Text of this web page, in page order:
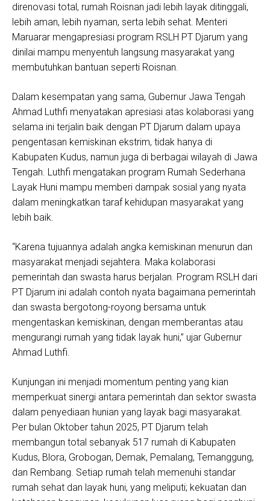
direnovasi total, rumah Roisnan jadi lebih layak ditinggali,
lebih aman, lebih nyaman, serta lebih sehat. Menteri
Maruarar mengapresiasi program RSLH PT Djarum yang
dinilai mampu menyentuh langsung masyarakat yang
membutuhkan bantuan seperti Roisnan.
Dalam kesempatan yang sama, Gubernur Jawa Tengah
Ahmad Luthfi menyatakan apresiasi atas kolaborasi yang
selama ini terjalin baik dengan PT Djarum dalam upaya
pengentasan kemiskinan ekstrim, tidak hanya di
Kabupaten Kudus, namun juga di berbagai wilayah di Jawa
Tengah. Luthfi mengatakan program Rumah Sederhana
Layak Huni mampu memberi dampak sosial yang nyata
dalam meningkatkan taraf kehidupan masyarakat yang
lebih baik.
“Karena tujuannya adalah angka kemiskinan menurun dan
masyarakat menjadi sejahtera. Maka kolaborasi
pemerintah dan swasta harus berjalan. Program RSLH dari
PT Djarum ini adalah contoh nyata bagaimana pemerintah
dan swasta bergotong-royong bersama untuk
mengentaskan kemiskinan, dengan memberantas atau
mengurangi rumah yang tidak layak huni,” ujar Gubernur
Ahmad Luthfi.
Kunjungan ini menjadi momentum penting yang kian
memperkuat sinergi antara pemerintah dan sektor swasta
dalam penyediaan hunian yang layak bagi masyarakat.
Per bulan Oktober tahun 2025, PT Djarum telah
membangun total sebanyak 517 rumah di Kabupaten
Kudus, Blora, Grobogan, Demak, Pemalang, Temanggung,
dan Rembang. Setiap rumah telah memenuhi standar
rumah sehat dan layak huni, yang meliputi; kekuatan dan